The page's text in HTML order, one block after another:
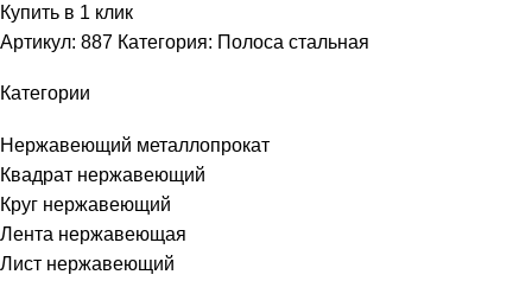
Категории
Нержавеющий металлопрокат
Квадрат нержавеющий
Круг нержавеющий
Лента нержавеющая
Лист нержавеющий
Купить в 1 клик
Артикул: 887 Категория: Полоса стальная